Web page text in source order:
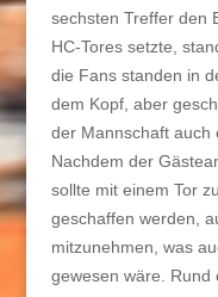
sechsten Treffer den
HC-Tores setzte,
die Fans standen in
dem Kopf, aber
der Mannschaft auch
Nachdem der
sollte mit einem Tor
geschaffen werden,
mitzunehmen, was
gewesen wäre. Rund